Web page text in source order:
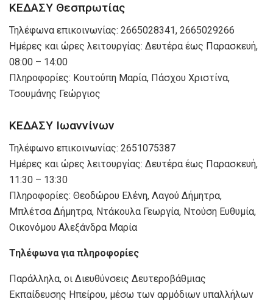
ΚΕΔΑΣΥ Θεσπρωτίας
Τηλέφωνα επικοινωνίας: 2665028341, 2665029266
Ημέρες και ώρες λειτουργίας: Δευτέρα έως Παρασκευή,
08:00 – 14:00
Πληροφορίες: Κουτούπη Μαρία, Πάσχου Χριστίνα,
Τσουμάνης Γεώργιος
ΚΕΔΑΣΥ Ιωαννίνων
Τηλέφωνο επικοινωνίας: 2651075387
Ημέρες και ώρες λειτουργίας: Δευτέρα έως Παρασκευή,
11:30 – 13:30
Πληροφορίες: Θεοδώρου Ελένη, Λαγού Δήμητρα,
Μπλέτσα Δήμητρα, Ντάκουλα Γεωργία, Ντούση Ευθυμία,
Οικονόμου Αλεξάνδρα Μαρία
Τηλέφωνα για πληροφορίες
Παράλληλα, οι Διευθύνσεις Δευτεροβάθμιας
Εκπαίδευσης Ηπείρου, μέσω των αρμόδιων υπαλλήλων